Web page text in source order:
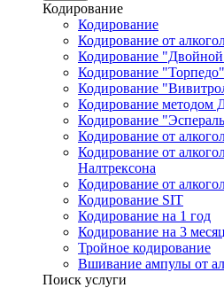
Кодирование
Кодирование
Кодирование от
Кодирование
Кодирование "Торпедо"
Кодирование
Кодирование методом
Кодирование
Кодирование от
Кодирование от
Налтрексона
Кодирование от
Кодирование SIT
Кодирование на 1 год
Кодирование на 3
Тройное кодирование
Вшивание ампулы от
Поиск услуги